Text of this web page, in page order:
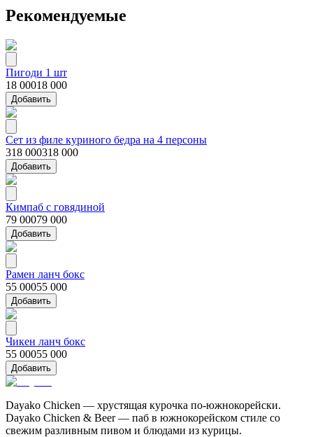
Рекомендуемые
Пигоди 1 шт
18 00018 000
Добавить
Сет из филе куриного бедра на 4 персоны
318 000318 000
Добавить
Кимпаб с говядиной
79 00079 000
Добавить
Рамен ланч бокс
55 00055 000
Добавить
Чикен ланч бокс
55 00055 000
Добавить
Dayako Chicken — хрустящая курочка по-южнокорейски.
Dayako Chicken & Beer — паб в южнокорейском стиле со
свежим разливным пивом и блюдами из курицы.